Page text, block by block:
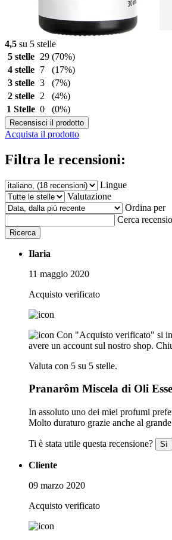
4,5 su 5 stelle
5 stelle
29 (70%)
4 stelle
7
(17%)
3 stelle 3
(7%)
2 stelle
2
(4%)
1 Stelle 0 (0%)
Recensisci il prodotto
Acquista il prodotto
Filtra le recensioni:
Lingue
Valutazione
Ordina per
Cerca
Ricerca
Ilaria
11 maggio 2020
Acquisto verificato
Con "Acquisto verificato" si
avere un account sul nostro shop.
Valuta con 5 su 5 stelle.
Pranarôm Miscela di Oli
In assoluto uno dei miei profumi
Molto duraturo grazie anche al
Ti è stata utile questa recensione? Sì
Cliente
09 marzo 2020
Acquisto verificato